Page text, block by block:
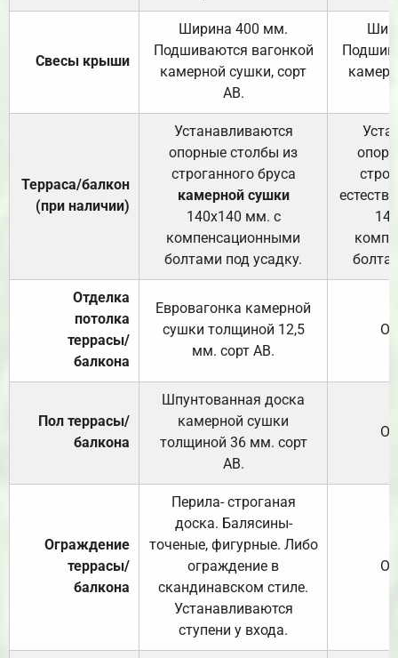
Свесы крыши
Ширина 400 мм.
Подшиваются вагонкой
камерной сушки, сорт
АВ.
Терраса/балкон
(при наличии)
Устанавливаются
опорные столбы из
строганного бруса
камерной сушки
140х140 мм. с
компенсационными
болтами под усадку.
Отделка
потолка
террасы/
балкона
Евровагонка камерной
сушки толщиной 12,5
мм. сорт АВ.
Пол террасы/
балкона
Шпунтованная доска
камерной сушки
толщиной 36 мм. сорт
АВ.
Ограждение
террасы/
балкона
Перила- строганая
доска. Балясины-
точеные, фигурные. Либо
ограждение в
скандинавском стиле.
Устанавливаются
ступени у входа.